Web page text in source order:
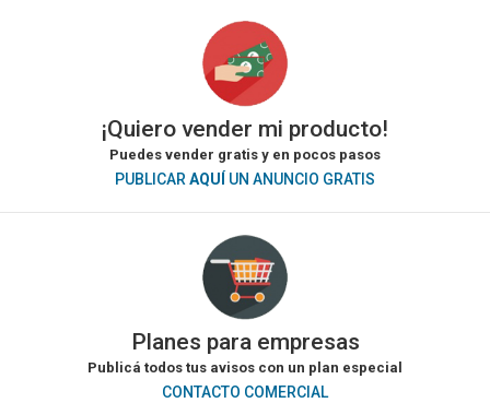
¡Quiero vender mi producto!
Puedes vender gratis y en pocos pasos
PUBLICAR AQUÍ UN ANUNCIO GRATIS
Planes para empresas
Publicá todos tus avisos con un plan especial
CONTACTO COMERCIAL